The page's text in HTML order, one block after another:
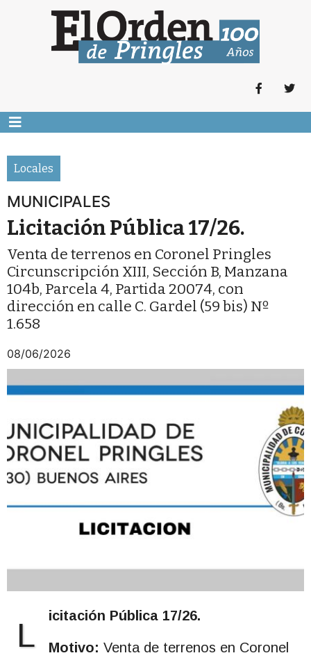
Locales
MUNICIPALES
Licitación Pública 17/26.
Venta de terrenos en Coronel Pringles
Circunscripción XIII, Sección B, Manzana
104b, Parcela 4, Partida 20074, con
dirección en calle C. Gardel (59 bis) Nº
1.658
08/06/2026
L
icitación Pública 17/26.
Motivo: Venta de terrenos en Coronel